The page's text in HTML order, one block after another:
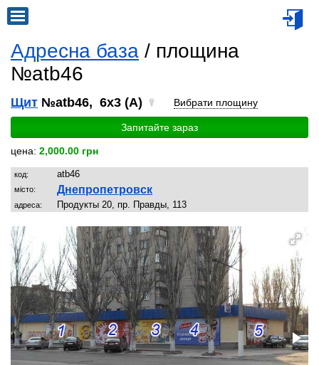
Адресна база / площина
№atb46
Щит №atb46, 6x3 (A) Вибрати площину
Запитайте зараз
цена: 2,000.00 грн
код: atb46
місто: Днепропетровск
адреса: Продукты 20, пр. Правды, 113